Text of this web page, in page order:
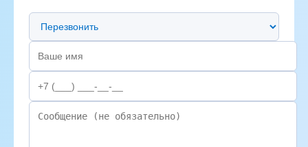
Предпочтительный способ связи